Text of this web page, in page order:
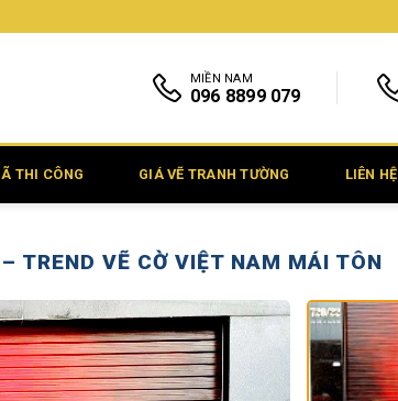
MIỀN NAM
096 8899 079
THI CÔNG GIÁ VẼ TRANH TƯỜNG LIÊN HỆ
TREND VẼ CỜ VIỆT NAM MÁI TÔN